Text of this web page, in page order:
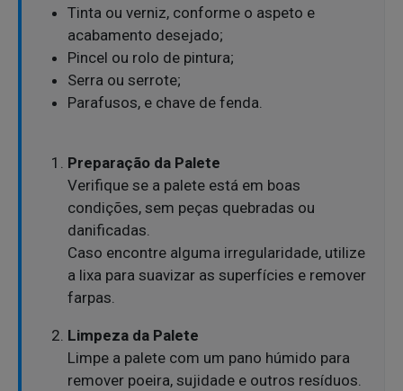
Tinta ou verniz, conforme o aspeto e
acabamento desejado;
Pincel ou rolo de pintura;
Serra ou serrote;
Parafusos, e chave de fenda.
Preparação da Palete
Verifique se a palete está em boas
condições, sem peças quebradas ou
danificadas.
Caso encontre alguma irregularidade, utilize
a lixa para suavizar as superfícies e remover
farpas.
Limpeza da Palete
Limpe a palete com um pano húmido para
remover poeira, sujidade e outros resíduos.